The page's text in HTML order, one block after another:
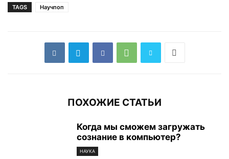
TAGS Научпоп
ПОХОЖИЕ СТАТЬИ
Когда мы сможем загружать
сознание в компьютер?
НАУКА